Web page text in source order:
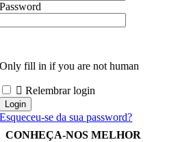
Password
Only fill in if you are not human
Relembrar login
Esqueceu-se da sua password?
CONHEÇA-NOS MELHOR